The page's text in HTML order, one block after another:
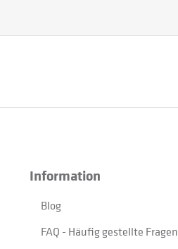
Information
Blog
FAQ - Häufig gestellte Fragen